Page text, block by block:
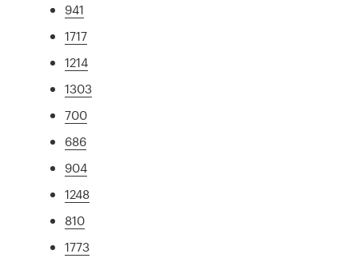
941
1717
1214
1303
700
686
904
1248
810
1773